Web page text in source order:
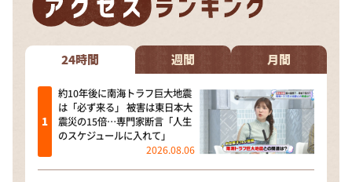
24時間 週間 月間
約10年後に南海トラフ巨大地震
は「必ず来る」 被害は東日本大
震災の15倍…専門家断言「人生
のスケジュールに入れて」
2026.08.06